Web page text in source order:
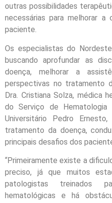
outras possibilidades
necessárias para melhorar
paciente.
Os especialistas do
buscando aprofundar as
doença, melhorar a
perspectivas no tratamento
Dra. Cristiana Solza, médica
do Serviço de
Universitário Pedro
tratamento da doença,
principais desafios dos
“Primeiramente existe a
preciso, já que muitos
patologistas treinados
hematológicas e há